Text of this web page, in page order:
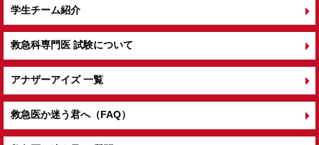
学生チーム紹介
救急科専門医 試験について
アナザーアイズ 一覧
救急医か迷う君へ（FAQ）